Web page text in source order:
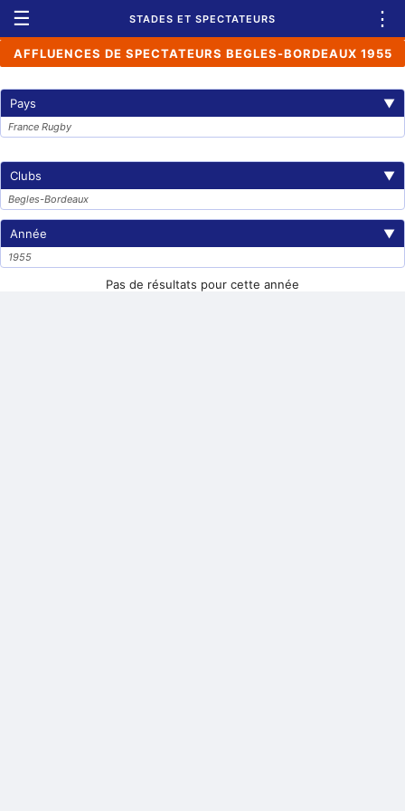
☰ STADES ET SPECTATEURS ⋮
AFFLUENCES DE SPECTATEURS BEGLES-BORDEAUX 1955
Pays ▼
France Rugby
Clubs ▼
Begles-Bordeaux
Année ▼
1955
Pas de résultats pour cette année